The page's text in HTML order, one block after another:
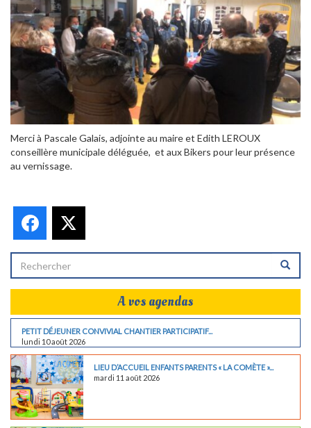
Merci à Pascale Galais, adjointe au maire et Edith LEROUX
conseillère municipale déléguée, et aux Bikers pour leur présence
au vernissage.
Facebook
A vos agendas
PETIT DÉJEUNER CONVIVIAL CHANTIER PARTICIPATIF...
lundi 10 août 2026
LIEU D’ACCUEIL ENFANTS PARENTS « LA COMÈTE »...
mardi 11 août 2026